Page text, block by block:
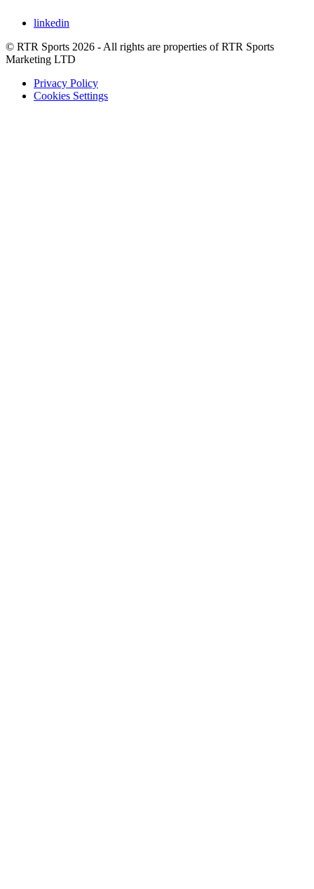
linkedin
© RTR Sports 2026 - All rights are properties of RTR Sports
Marketing LTD
Privacy Policy
Cookies Settings